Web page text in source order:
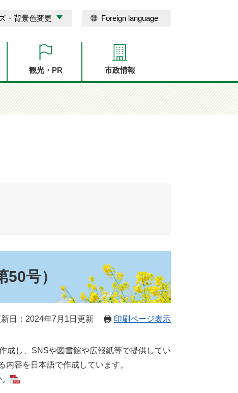
・背景色変更 Foreign language
観光・PR 市政情報
号）
日：2024年7月1日更新 印刷ページ表示
成し、SNSや図書館や広報紙等で提供してい
容を日本語で作成しています。